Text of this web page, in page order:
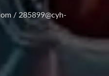
/ 285899@cyh-